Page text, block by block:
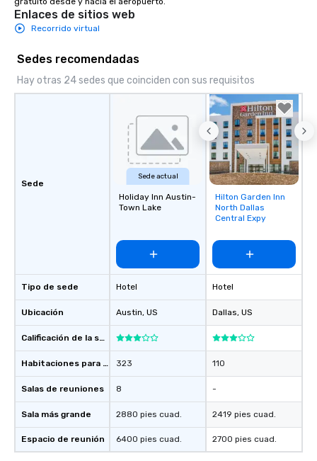
Enlaces de sitios web
Recorrido virtual
Sedes recomendadas
Hay otras 24 sedes que coinciden con sus requisitos
Sede
Tipo de sede
Ubicación
Calificación de la sede
Habitaciones para huéspedes
Salas de reuniones
Sala más grande
Espacio de reunión
Sede actual
Holiday Inn Austin-
Town Lake
Hotel
Austin, US
323
8
2880 pies cuad.
6400 pies cuad.
Removed from
favorites
Hilton Garden Inn
North Dallas
Central Expy
Hotel
Dallas, US
110
-
2419 pies cuad.
2700 pies cuad.